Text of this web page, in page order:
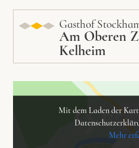
Gasthof
Am Oberen
Kelheim
Mit dem Laden der
Mehr